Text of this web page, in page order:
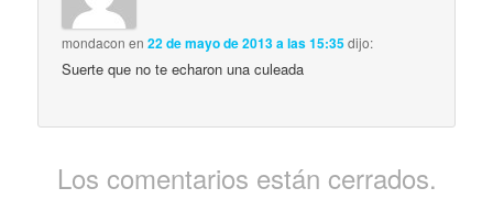
mondacon en22 de mayo de 2013 a las 15:35dijo:
Suerte que no te echaron una culeada
Los comentarios están cerrados.